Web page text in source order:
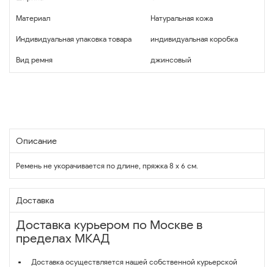
Материал Натуральная кожа
Индивидуальная упаковка товара индивидуальная коробка
Вид ремня джинсовый
Описание
Ремень не укорачивается по длине, пряжка 8 х 6 см.
Доставка
Доставка курьером по Москве в
пределах МКАД
Доставка осуществляется нашей собственной курьерской